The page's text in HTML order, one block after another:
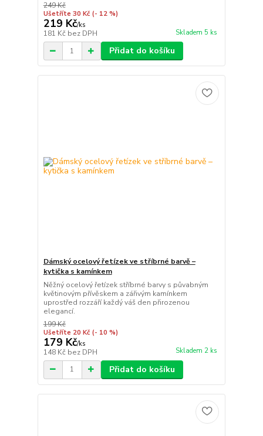
249 Kč
Ušetříte 30 Kč (- 12 %)
219 Kč/ks
181 Kč bez DPH Skladem 5 ks
Přidat do košíku
Dámský ocelový řetízek ve stříbrné barvě –
kytička s kamínkem
Něžný ocelový řetízek stříbrné barvy s půvabným
květinovým přívěskem a zářivým kamínkem
uprostřed rozzáří každý váš den přirozenou
elegancí.
199 Kč
Ušetříte 20 Kč (- 10 %)
179 Kč/ks
148 Kč bez DPH Skladem 2 ks
Přidat do košíku